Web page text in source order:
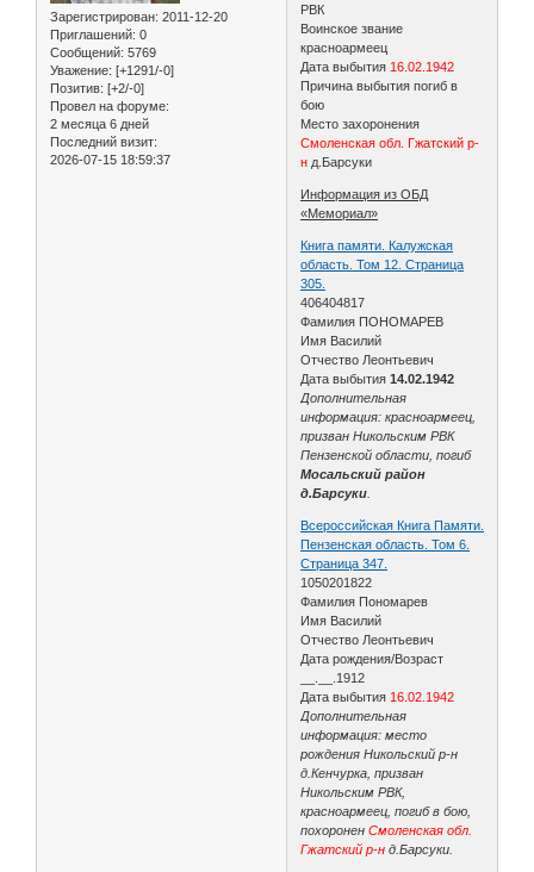
Зарегистрирован: 2011-12-20
Приглашений: 0
Сообщений: 5769
Уважение: [+1291/-0]
Позитив: [+2/-0]
Провел на форуме:
2 месяца 6 дней
Последний визит:
2026-07-15 18:59:37
РВК
Воинское звание
красноармеец
Дата выбытия 16.02.1942
Причина выбытия погиб в
бою
Место захоронения
Смоленская обл. Гжатский р-
н д.Барсуки
Информация из ОБД
«Мемориал»
Книга памяти. Калужская
область. Том 12. Страница
305.
406404817
Фамилия ПОНОМАРЕВ
Имя Василий
Отчество Леонтьевич
Дата выбытия14.02.1942
Дополнительная
информация: красноармеец,
призван Никольским РВК
Пензенской области, погиб
Мосальский район
д.Барсуки
Всероссийская Книга Памяти.
Пензенская область. Том 6.
Страница 347.
1050201822
Фамилия Пономарев
Имя Василий
Отчество Леонтьевич
Дата рождения/Возраст
__.__.1912
Дата выбытия 16.02.1942
Дополнительная
информация: место
рождения Никольский р-н
д.Кенчурка, призван
Никольским РВК,
красноармеец, погиб в бою,
похороненСмоленская обл.
Гжатский р-н д.Барсуки.